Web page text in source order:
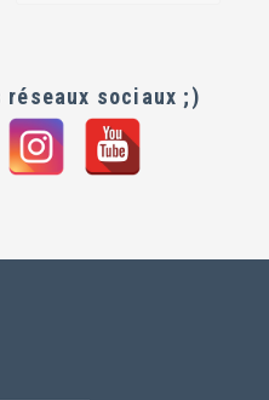
sociaux ;)